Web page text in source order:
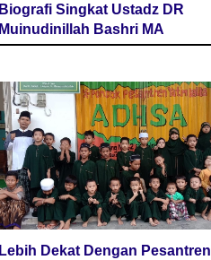
Biografi Singkat Ustadz DR
Muinudinillah Bashri MA
Lebih Dekat Dengan Pesantren